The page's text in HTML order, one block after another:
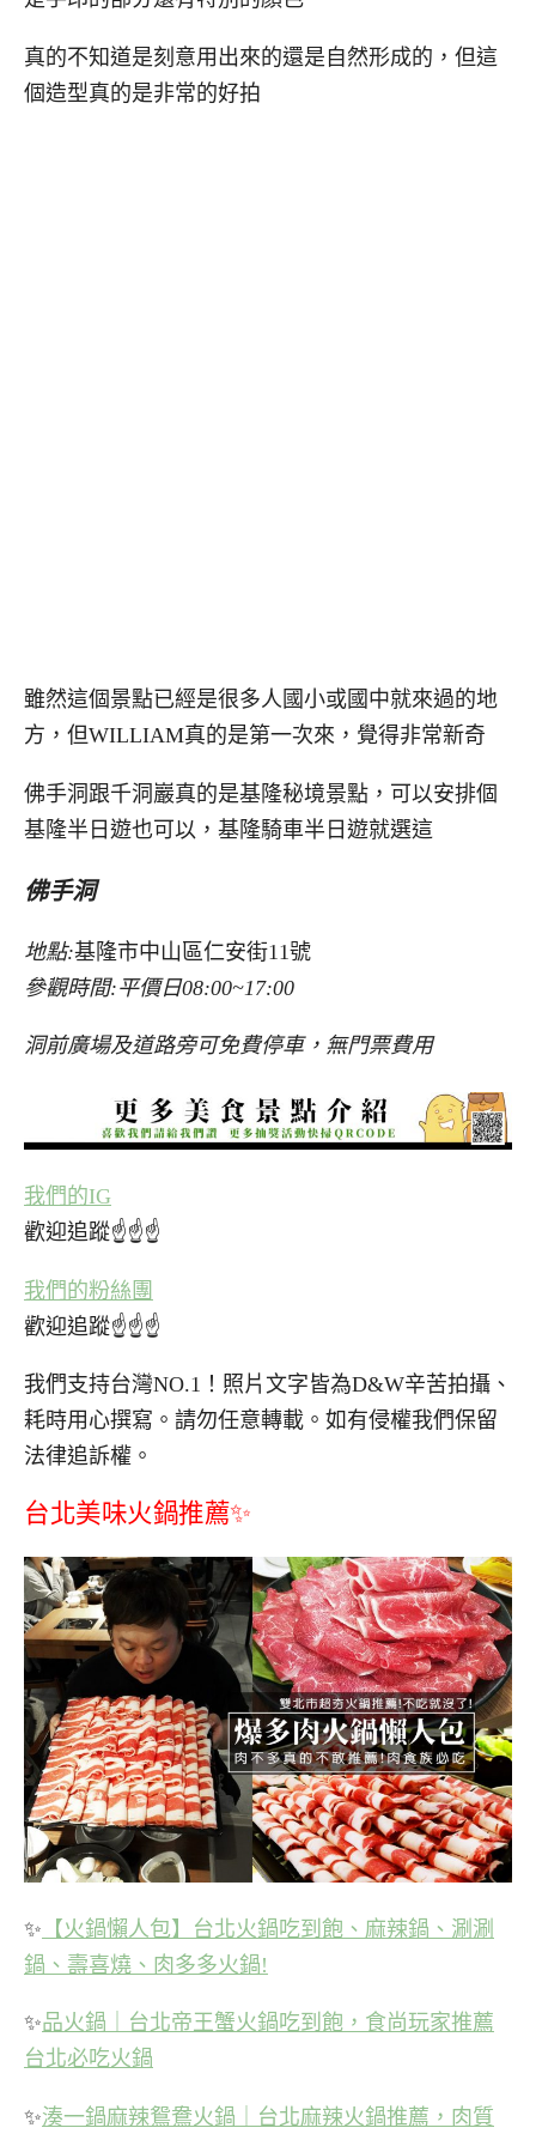
真的不知道是刻意用出來的還是自然形成的，但這
個造型真的是非常的好拍
雖然這個景點已經是很多人國小或國中就來過的地
方，但WILLIAM真的是第一次來，覺得非常新奇
佛手洞跟千洞巖真的是基隆秘境景點，可以安排個
基隆半日遊也可以，基隆騎車半日遊就選這
佛手洞
地點:基隆市中山區仁安街11號
參觀時間:平價日08:00~17:00
洞前廣場及道路旁可免費停車，無門票費用
我們的IG
歡迎追蹤☝☝☝
我們的粉絲團
歡迎追蹤☝☝☝
我們支持台灣NO.1！照片文字皆為D&W辛苦拍攝、
耗時用心撰寫。請勿任意轉載。如有侵權我們保留
法律追訴權。
台北美味火鍋推薦✨
✨ 【火鍋懶人包】台北火鍋吃到飽、麻辣鍋、涮涮
鍋、壽喜燒、肉多多火鍋!
✨品火鍋｜台北帝王蟹火鍋吃到飽，食尚玩家推薦
台北必吃火鍋
✨湊一鍋麻辣鴛鴦火鍋｜台北麻辣火鍋推薦，肉質